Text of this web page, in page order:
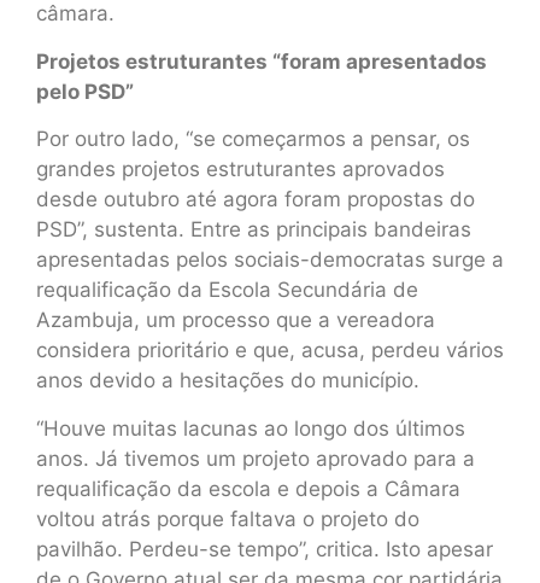
câmara.
Projetos estruturantes “foram apresentados
pelo PSD”
Por outro lado, “se começarmos a pensar, os
grandes projetos estruturantes aprovados
desde outubro até agora foram propostas do
PSD”, sustenta. Entre as principais bandeiras
apresentadas pelos sociais-democratas surge a
requalificação da Escola Secundária de
Azambuja, um processo que a vereadora
considera prioritário e que, acusa, perdeu vários
anos devido a hesitações do município.
“Houve muitas lacunas ao longo dos últimos
anos. Já tivemos um projeto aprovado para a
requalificação da escola e depois a Câmara
voltou atrás porque faltava o projeto do
pavilhão. Perdeu-se tempo”, critica. Isto apesar